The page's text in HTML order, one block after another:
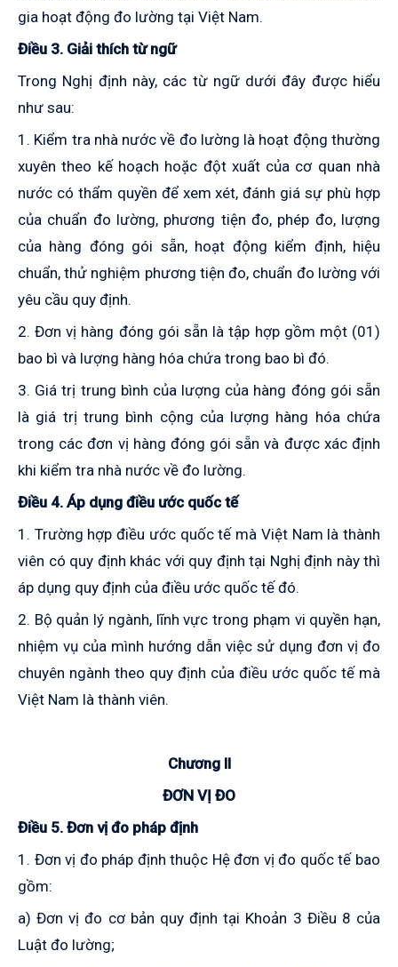
gia hoạt động đo lường tại Việt Nam.
Điều 3. Giải thích từ ngữ
Trong Nghị định này, các từ ngữ dưới đây được hiểu
như sau:
1. Kiểm tra nhà nước về đo lường là hoạt động thường
xuyên theo kế hoạch hoặc đột xuất của cơ quan nhà
nước có thẩm quyền để xem xét, đánh giá sự phù hợp
của chuẩn đo lường, phương tiện đo, phép đo, lượng
của hàng đóng gói sẵn, hoạt động kiểm định, hiệu
chuẩn, thử nghiệm phương tiện đo, chuẩn đo lường với
yêu cầu quy định.
2. Đơn vị hàng đóng gói sẵn là tập hợp gồm một (01)
bao bì và lượng hàng hóa chứa trong bao bì đó.
3. Giá trị trung bình của lượng của hàng đóng gói sẵn
là giá trị trung bình cộng của lượng hàng hóa chứa
trong các đơn vị hàng đóng gói sẵn và được xác định
khi kiểm tra nhà nước về đo lường.
Điều 4. Áp dụng điều ước quốc tế
1. Trường hợp điều ước quốc tế mà Việt Nam là thành
viên có quy định khác với quy định tại Nghị định này thì
áp dụng quy định của điều ước quốc tế đó.
2. Bộ quản lý ngành, lĩnh vực trong phạm vi quyền hạn,
nhiệm vụ của mình hướng dẫn việc sử dụng đơn vị đo
chuyên ngành theo quy định của điều ước quốc tế mà
Việt Nam là thành viên.
Chương II
ĐƠN VỊ ĐO
Điều 5. Đơn vị đo pháp định
1. Đơn vị đo pháp định thuộc Hệ đơn vị đo quốc tế bao
gồm:
a) Đơn vị đo cơ bản quy định tại Khoản 3 Điều 8 của
Luật đo lường;